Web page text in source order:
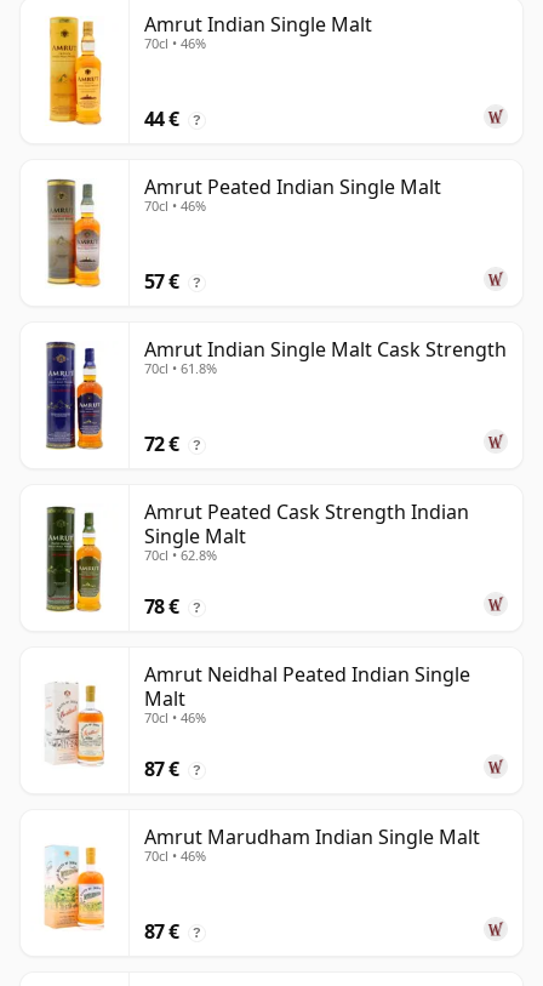
Amrut Indian Single Malt
70cl • 46%
44 € ?
Amrut Peated Indian Single Malt
70cl • 46%
57 € ?
Amrut Indian Single Malt Cask Strength
70cl • 61.8%
72 € ?
Amrut Peated Cask Strength Indian
Single Malt
70cl • 62.8%
78 € ?
Amrut Neidhal Peated Indian Single
Malt
70cl • 46%
87 € ?
Amrut Marudham Indian Single Malt
70cl • 46%
87 € ?